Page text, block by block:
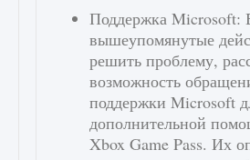
Поддержка Microsoft:
вышеупомянутые
решить проблему,
возможность
поддержки Microsoft
дополнительной
Xbox Game Pass. Их